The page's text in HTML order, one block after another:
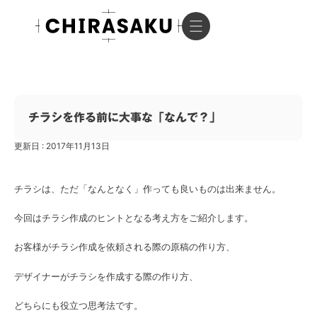
チラシを作る前に大事な「なんで？」
更新日 : 2017年11月13日
チラシは、ただ「なんとなく」作っても良いものは出来ません。
今回はチラシ作成のヒントとなる考え方をご紹介します。
お客様がチラシ作成を依頼される際の原稿の作り方、
デザイナーがチラシを作成する際の作り方、
どちらにも役立つ思考法です。